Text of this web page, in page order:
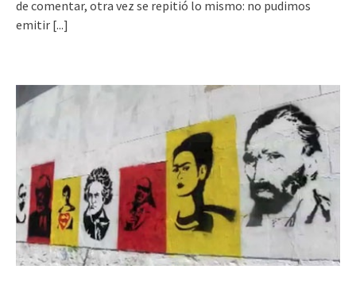
de comentar, otra vez se repitió lo mismo: no pudimos
emitir [...]